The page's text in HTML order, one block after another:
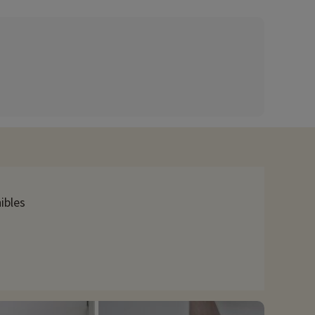
pour pouvoir vous reposer.
port de plaisance, ses rues étroites et ses maisons aux
pour tous les niveaux situé dans une forêt
le brocciu pour les amateurs de fromage, le figatellu
déjà négocié des activités, elles sont réservables avec